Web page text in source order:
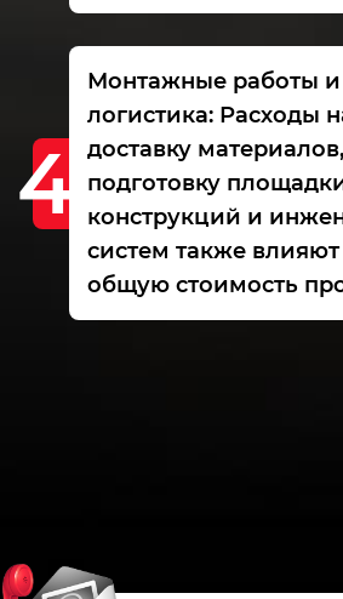
Монтажные работы и
логистика: Расходы
доставку материалов,
подготовку
конструкций и
систем также влияют
общую стоимость